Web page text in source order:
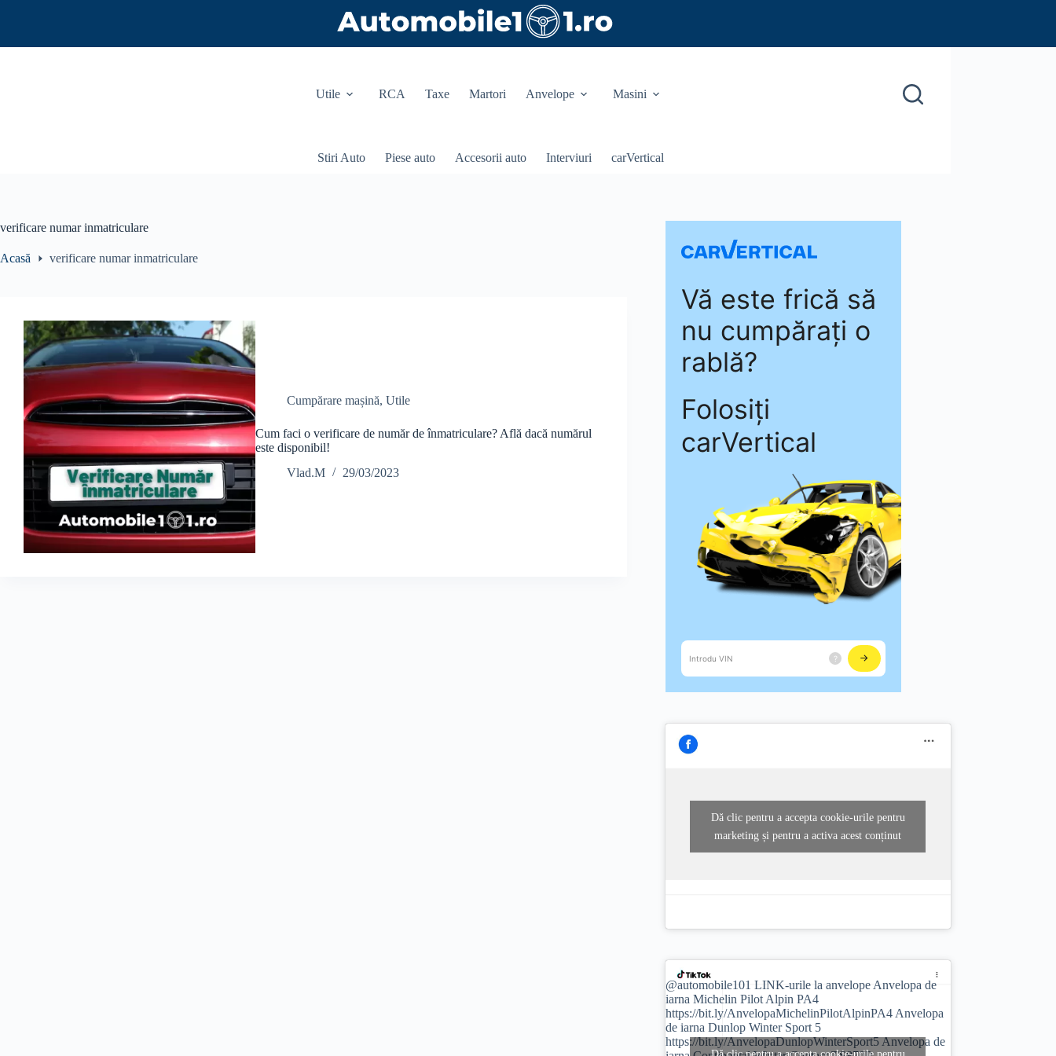
Utile RCA Taxe Martori Anvelope Masini
Stiri Auto Piese auto Accesorii auto Interviuri carVertical
verificare numar inmatriculare
Acasă verificare numar inmatriculare
Cumpărare mașină,Utile
Cum faci o verificare de număr de înmatriculare? Află dacă numărul
este disponibil!
Vlad.M
29/03/2023
Dă clic pentru a accepta cookie-urile pentru
marketing și pentru a activa acest conținut
@automobile101 LINK-urile la anvelope Anvelopa de
iarna Michelin Pilot Alpin PA4
https://bit.ly/AnvelopaMichelinPilotAlpinPA4 Anvelopa
de iarna Dunlop Winter Sport 5
https://bit.ly/AnvelopaDunlopWinterSport5 Anvelopa de